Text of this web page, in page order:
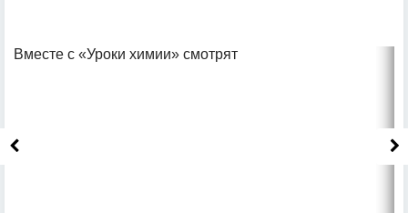
Вместе с «Уроки химии» смотрят